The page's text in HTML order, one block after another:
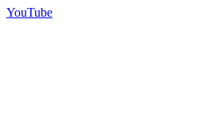
YouTube